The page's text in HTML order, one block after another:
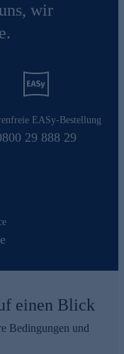
wir
EASy-Bestellung
29 888 29
einen Blick
Bedingungen und